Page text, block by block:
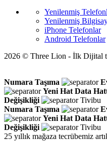
Yenilenmiş
Yenilenmiş
iPhone Telefonlar
Android Telefonlar
2026 © Three Lion - İlk Dijital
Numara Taşıma
Yeni Hat Data
Değişikliği
Tivibu
Numara Taşıma
Yeni Hat Data
Değişikliği
Tivibu
25 yıllık mağaza tecrübemiz